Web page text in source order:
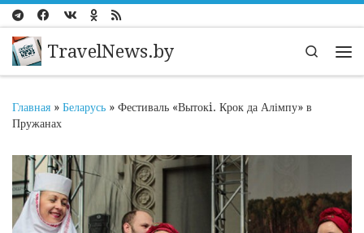
Перейти к содержимому
TravelNews.by
Search
Главная » Беларусь » Фестиваль «Вытокi. Крок да Алімпу» в
Пружанах